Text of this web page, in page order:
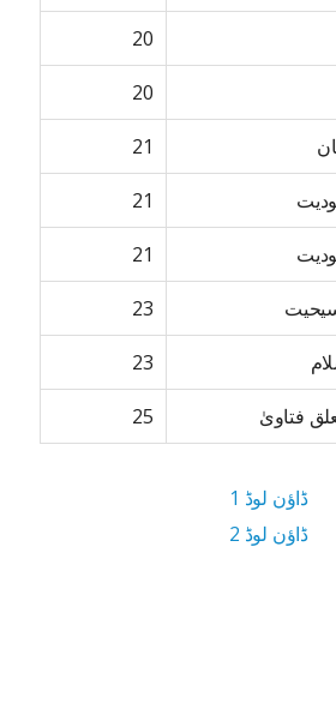
20
20
21
21
21
23
23
فتاویٰ 25
ڈاؤن لوڈ 1
ڈاؤن لوڈ 2